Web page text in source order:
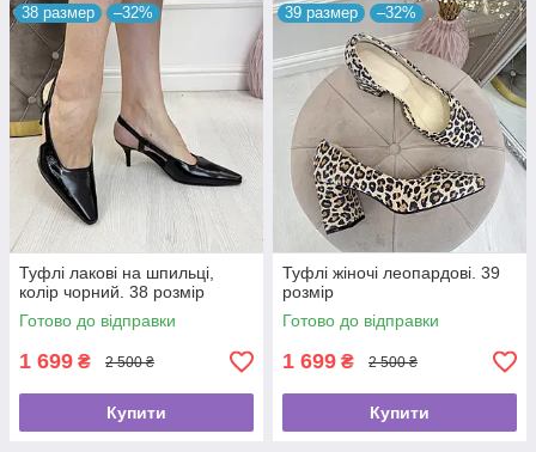
38 размер –32%
Туфлі лакові на шпильці,
колір чорний. 38 розмір
Готово до відправки
1 699 ₴ 2 500 ₴
Купити
39 размер –32%
Туфлі жіночі леопардові. 39
розмір
Готово до відправки
1 699 ₴ 2 500 ₴
Купити